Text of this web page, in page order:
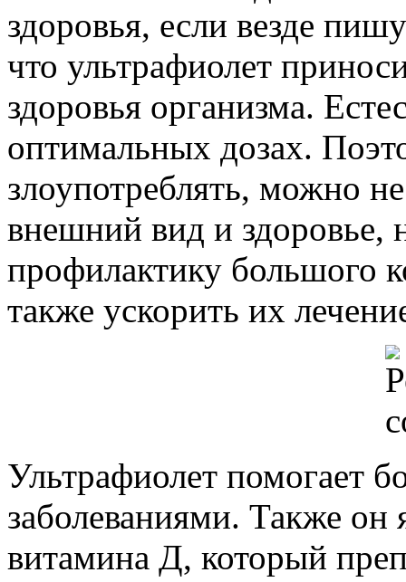
здоровья, если везде
что ультрафиолет
здоровья организма.
оптимальных дозах.
злоупотреблять, можно
внешний вид и здоровье,
профилактику большого
также ускорить их
Ультрафиолет помогает
заболеваниями. Также он
витамина Д, который